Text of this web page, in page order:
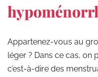
Appartenez-vous au
léger ? Dans ce cas, on
c’est-à-dire des